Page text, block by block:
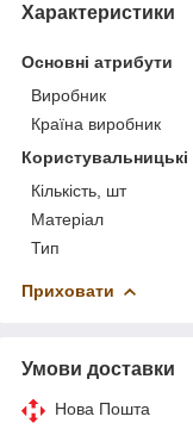
Характеристики
Основні атрибути
Виробник
Країна виробник
Користувальницькі
Кількість, шт
Матеріал
Тип
Приховати
Умови доставки
Нова Пошта